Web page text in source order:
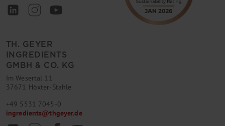
TH. GEYER
INGREDIENTS
GMBH & CO. KG
Im Wesertal 11
37671 Höxter-Stahle
+49 5531 7045-0
ingredients@thgeyer.de